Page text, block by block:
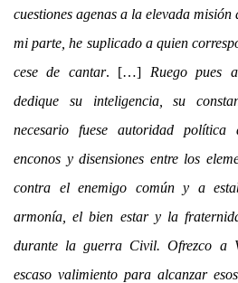
cuestiones agenas a la elevada
mi parte, he suplicado a quien
cese de cantar. […] Ruego pues
dedique su inteligencia, su
necesario fuese autoridad
enconos y disensiones entre los
contra el enemigo común y a
armonía, el bien estar y la
durante la guerra Civil. Ofrezco a
escaso valimiento para alcanzar